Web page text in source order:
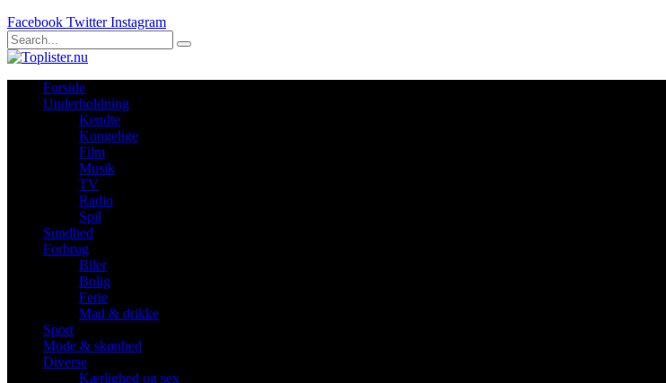
Facebook Twitter Instagram
Forside
Underholdning
Kendte
Kongelige
Film
Musik
TV
Radio
Spil
Sundhed
Forbrug
Biler
Bolig
Ferie
Mad & drikke
Sport
Mode & skønhed
Diverse
Kærlighed og sex